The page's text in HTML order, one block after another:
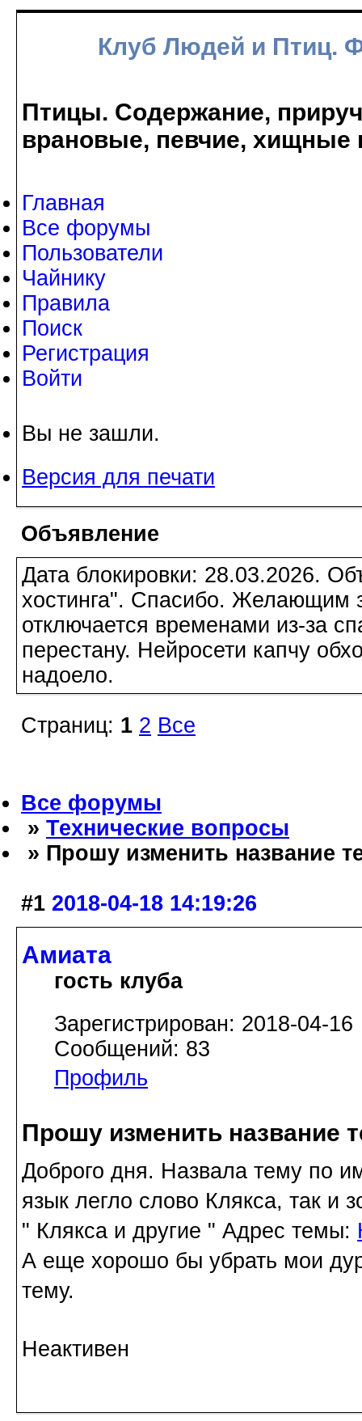
Клуб Людей и Птиц.
Птицы. Содержание,
врановые, певчие, хищные
Главная
Все форумы
Пользователи
Чайнику
Правила
Поиск
Регистрация
Войти
Вы не зашли.
Версия для печати
Объявление
Дата блокировки: 28.03.2026.
хостинга". Спасибо. Желающим
отключается временами из-за
перестану. Нейросети капчу
надоело.
Страниц: 1 2 Все
Все форумы
» Технические вопросы
» Прошу изменить название
#1 2018-04-18 14:19:26
Амиата
гость клуба
Зарегистрирован: 2018-04-16
Сообщений: 83
Профиль
Прошу изменить название
Доброго дня. Назвала тему по
язык легло слово Клякса, так и
" Клякса и другие " Адрес темы:
А еще хорошо бы убрать мои
тему.
Неактивен